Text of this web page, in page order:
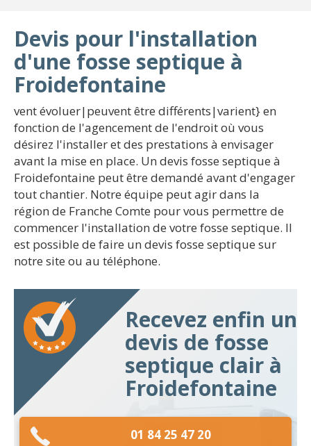
Devis pour l'installation
d'une fosse septique à
Froidefontaine
vent évoluer|peuvent être différents|varient} en
fonction de l'agencement de l'endroit où vous
désirez l'installer et des prestations à envisager
avant la mise en place. Un devis fosse septique à
Froidefontaine peut être demandé avant d'engager
tout chantier. Notre équipe peut agir dans la
région de Franche Comte pour vous permettre de
commencer l'installation de votre fosse septique. Il
est possible de faire un devis fosse septique sur
notre site ou au téléphone.
Recevez enfin un
devis de fosse
septique clair à
Froidefontaine
01 84 25 47 20